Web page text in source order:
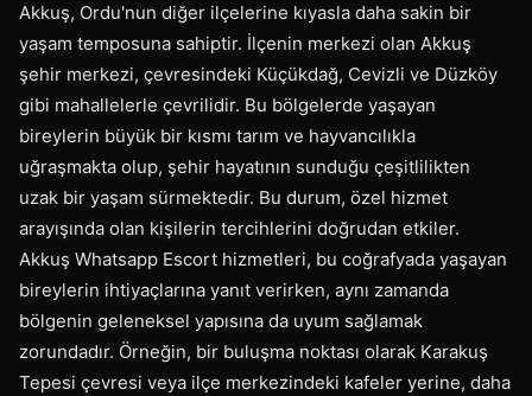
Akkuş, Ordu'nun diğer ilçelerine kıyasla daha sakin bir
yaşam temposuna sahiptir. İlçenin merkezi olan Akkuş
şehir merkezi, çevresindeki Küçükdağ, Cevizli ve Düzköy
gibi mahallelerle çevrilidir. Bu bölgelerde yaşayan
bireylerin büyük bir kısmı tarım ve hayvancılıkla
uğraşmakta olup, şehir hayatının sunduğu çeşitlilikten
uzak bir yaşam sürmektedir. Bu durum, özel hizmet
arayışında olan kişilerin tercihlerini doğrudan etkiler.
Akkuş Whatsapp Escort hizmetleri, bu coğrafyada yaşayan
bireylerin ihtiyaçlarına yanıt verirken, aynı zamanda
bölgenin geleneksel yapısına da uyum sağlamak
zorundadır. Örneğin, bir buluşma noktası olarak Karakuş
Tepesi çevresi veya ilçe merkezindeki kafeler yerine, daha